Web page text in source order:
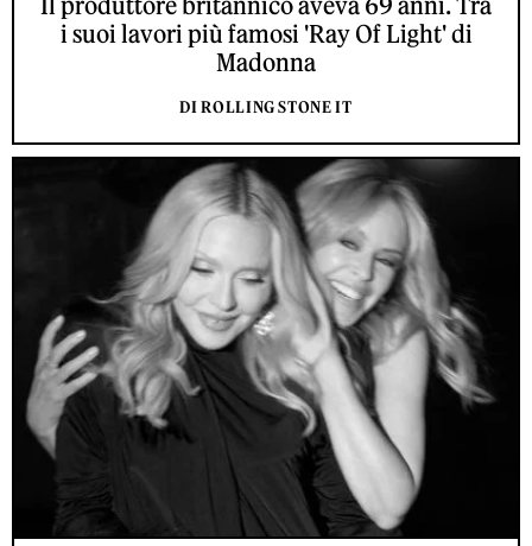
i suoi lavori più famosi 'Ray Of Light' di
Madonna
DI ROLLING STONE IT